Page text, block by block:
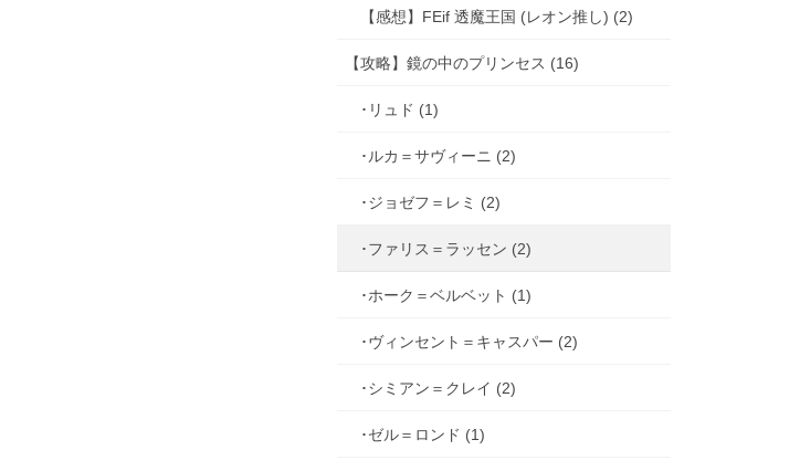
【感想】FEif 透魔王国 (レオン推し) (2)
【攻略】鏡の中のプリンセス (16)
･リュド (1)
･ルカ＝サヴィーニ (2)
･ジョゼフ＝レミ (2)
･ファリス＝ラッセン (2)
･ホーク＝ベルベット (1)
･ヴィンセント＝キャスパー (2)
･シミアン＝クレイ (2)
･ゼル＝ロンド (1)